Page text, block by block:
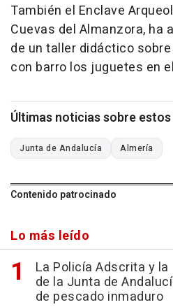
También el Enclave
Cuevas del Almanzora, ha
de un taller didáctico
con barro los juguetes en
Últimas noticias sobre
Junta de Andalucía Almería
Contenido patrocinado
Lo más leído
La Policía Adscrita y
de la Junta de
de pescado inmaduro